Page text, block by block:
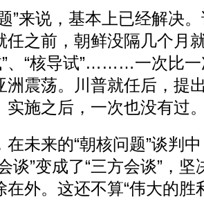
”来说，基本上已经解决
任之前，朝鲜没隔几个月
”、“核导试”………一次比
洲震荡。川普就任后，提
实施之后，一次也没有过
在未来的“朝核问题”谈判
谈”变成了“三方会谈”，
在外。这还不算“伟大的胜